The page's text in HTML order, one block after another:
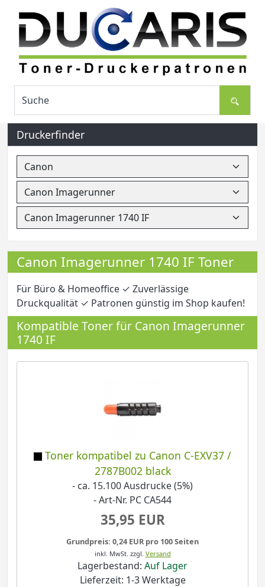
Druckerfinder
Canon Imagerunner 1740 IF Toner
Für Büro & Homeoffice ✓ Zuverlässige
Druckqualität ✓ Patronen günstig im Shop kaufen!
Kompatible Toner für Canon Imagerunner
1740 IF
Toner kompatibel zu Canon C-EXV37 /
2787B002 black
- ca. 15.100 Ausdrucke (5%)
- Art-Nr. PC CA544
35,95 EUR
Grundpreis: 0,24 EUR pro 100 Seiten
inkl. MwSt. zzgl. Versand
Lagerbestand: Auf Lager
Lieferzeit: 1-3 Werktage